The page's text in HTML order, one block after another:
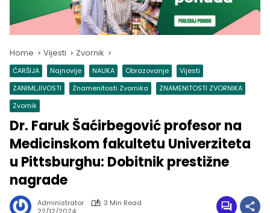
Home Vijesti Zvornik
ČARŠIJA Najnovije NAUKA Obrazovanje
Vijesti
ZANIMLJIVOSTI
Znamenitosti Zvornika
ZNAMENITOSTI ZVORNIKA
Zvornik
Dr. Faruk Šaćirbegović profesor na
Medicinskom fakultetu Univerziteta
u Pittsburghu: Dobitnik prestižne
nagrade
Administrator
3 Min Read
22/12/2024